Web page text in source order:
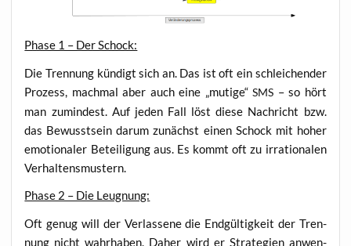
Pha­se 1 – Der Schock:
Die Tren­nung kün­digt sich an. Das ist oft ein schlei­chen­der
Pro­zess, mach­mal aber auch eine „muti­ge“SMS – so hört
man zumin­dest. Auf jeden Fall löst die­se Nach­richt bzw.
das Bewusst­sein dar­um zunächst einen Schock mit hoher
emo­tio­na­ler Betei­li­gung aus. Es kommt oft zu irra­tio­na­len
Verhaltensmustern.
Pha­se 2 – Die Leugnung:
Oft genug will der Ver­las­se­ne die End­gül­tig­keit der Tren­
nung nicht wahr­ha­ben. Daher wird er Stra­te­gien anwen­